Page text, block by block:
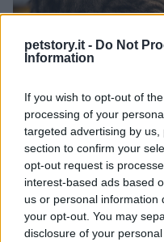
petstory.it - Do Not
Information
If you wish to opt-out of
processing of your
targeted advertising by
section to confirm your
opt-out request is
interest-based ads based
us or personal information
your opt-out. You may
disclosure of your
Sterilizzazione del
svantaggi
In questo articolo
sterilizzazione del gatto e
Redazione Petstory.it · 9 Feb 2023
GATTI